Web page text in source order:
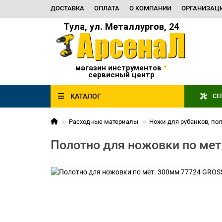
ДОСТАВКА ОПЛАТА О КОМПАНИИ
Тула, ул. Металлургов, 24
магазин инструментов •
сервисный центр
КАТАЛОГ
Расходные материалы Ножи для рубанков,
Полотно для ножовки по